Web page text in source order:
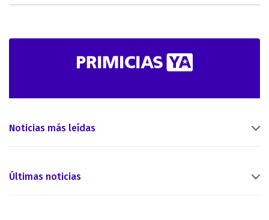
Noticias más leídas
Últimas noticias